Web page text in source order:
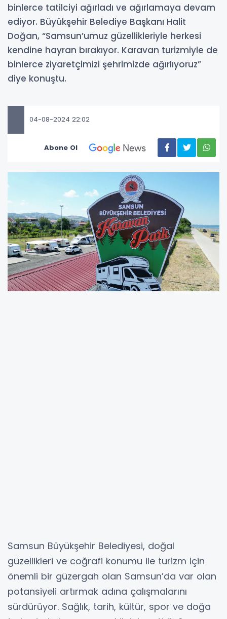
binlerce tatilciyi ağırladı ve ağırlamaya devam
ediyor. Büyükşehir Belediye Başkanı Halit
Doğan, “Samsun’umuz güzellikleriyle herkesi
kendine hayran bırakıyor. Karavan turizmiyle de
binlerce ziyaretçimizi şehrimizde ağırlıyoruz”
diye konuştu.
04-08-2024 22:02
Abone Ol
Samsun Büyükşehir Belediyesi, doğal
güzellikleri ve coğrafi konumu ile turizm için
önemli bir güzergah olan Samsun’da var olan
potansiyeli artırmak adına çalışmalarını
sürdürüyor. Sağlık, tarih, kültür, spor ve doğa